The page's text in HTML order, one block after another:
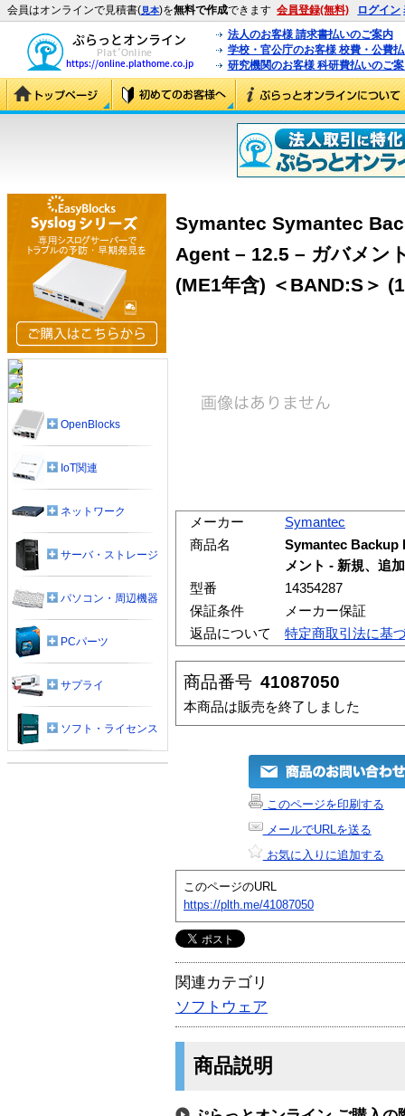
会員はオンラインで見積書(見本)を無料で作成できます 会員登録(無料) ログイン
法人のお客様 請求書払いのご案内
学校・官公庁のお客様 校費・公費
研究機関のお客様 科研費払いのご
Symantec Symantec
Agent – 12.5 – ガバメン
(ME1年含) ＜BAND:S＞
メーカー
Symantec
商品名
Symantec Backup
メント - 新規、追
型番
14354287
保証条件
メーカー保証
返品について
特定商取引法に基
商品番号 41087050
本商品は販売を終了しました
このページを印刷する
メールでURLを送る
お気に入りに追加する
このページのURL
https://plth.me/41087050
関連カテゴリ
ソフトウェア
商品説明
OpenBlocks
IoT関連
ネットワーク
サーバ・ストレージ
パソコン・周辺機器
PCパーツ
サプライ
ソフト・ライセンス